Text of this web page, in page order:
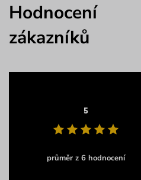
Hodnocení
zákazníků
5
průměr z 6 hodnocení